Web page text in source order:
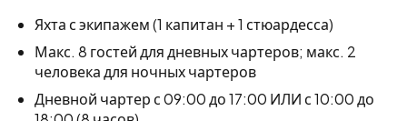
Яхта с экипажем (1 капитан + 1 стюардесса)
Макс. 8 гостей для дневных чартеров; макс. 2
человека для ночных чартеров
Дневной чартер с 09:00 до 17:00 ИЛИ с 10:00 до